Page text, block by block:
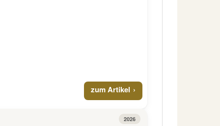
zum Artikel
2026